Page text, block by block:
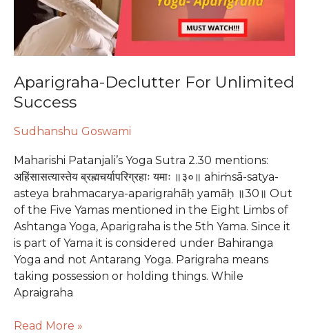
Aparigraha-Declutter For Unlimited
Success
Sudhanshu Goswami
Maharishi Patanjali’s Yoga Sutra 2.30 mentions:
अहिंसासत्यास्तेय ब्रह्मचर्यापरिग्रहाः यमाः ॥३०॥ ahiṁsā-satya-
asteya brahmacarya-aparigrahāḥ yamāḥ ॥30॥ Out
of the Five Yamas mentioned in the Eight Limbs of
Ashtanga Yoga, Aparigraha is the 5th Yama. Since it
is part of Yama it is considered under Bahiranga
Yoga and not Antarang Yoga. Parigraha means
taking possession or holding things. While
Apraigraha
Read More »